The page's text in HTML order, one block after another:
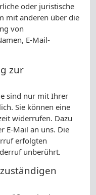
oder juristische
mit anderen über die
von
E-Mail-
zur
sind nur mit Ihrer
Sie können eine
widerrufen. Dazu
E-Mail an uns. Die
erfolgten
unberührt.